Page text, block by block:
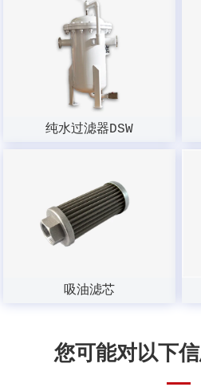
纯水过滤器DSW
吸油滤芯
您可能对以下